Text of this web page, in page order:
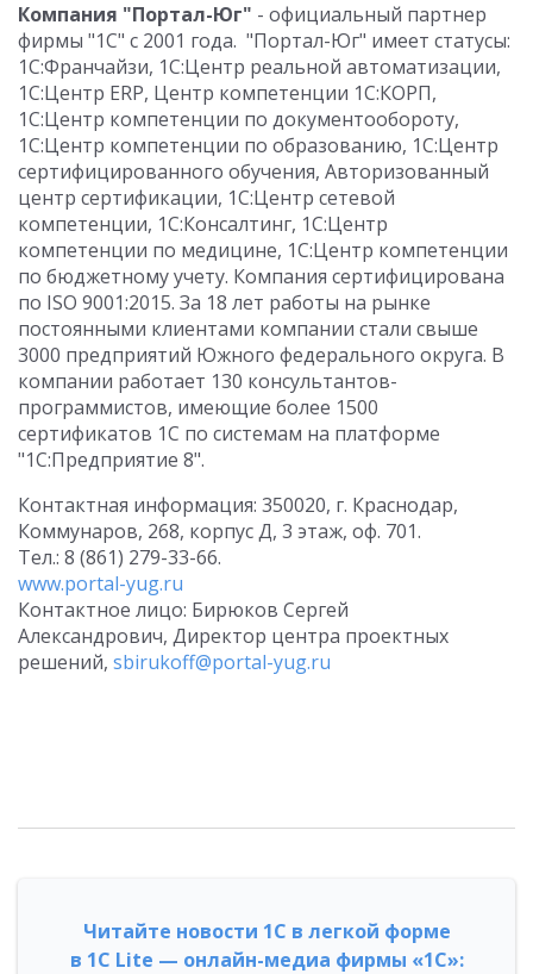
Компания "Портал-Юг" - официальный партнер
фирмы "1С" с 2001 года. "Портал-Юг" имеет статусы:
1С:Франчайзи, 1С:Центр реальной автоматизации,
1С:Центр ERP, Центр компетенции 1С:КОРП,
1С:Центр компетенции по документообороту,
1С:Центр компетенции по образованию, 1С:Центр
сертифицированного обучения, Авторизованный
центр сертификации, 1С:Центр сетевой
компетенции, 1С:Консалтинг, 1С:Центр
компетенции по медицине, 1С:Центр компетенции
по бюджетному учету. Компания сертифицирована
по ISO 9001:2015. За 18 лет работы на рынке
постоянными клиентами компании стали свыше
3000 предприятий Южного федерального округа. В
компании работает 130 консультантов-
программистов, имеющие более 1500
сертификатов 1С по системам на платформе
"1С:Предприятие 8".
Контактная информация: 350020, г. Краснодар,
Коммунаров, 268, корпус Д, 3 этаж, оф. 701.
Тел.: 8 (861) 279-33-66.
www.portal-yug.ru
Контактное лицо: Бирюков Сергей
Александрович, Директор центра проектных
решений, sbirukoff@portal-yug.ru
Читайте новости 1С в легкой форме
в 1С Lite — онлайн-медиа фирмы «1С»: